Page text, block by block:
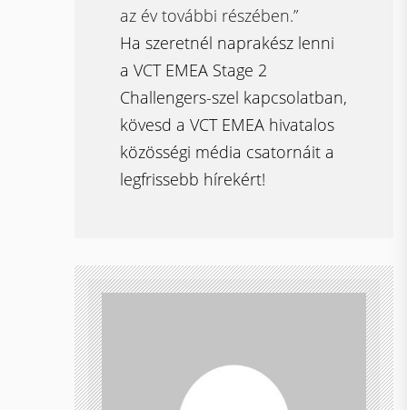
az év további részében.”
Ha szeretnél naprakész lenni
a VCT EMEA Stage 2
Challengers-szel kapcsolatban,
kövesd a VCT EMEA hivatalos
közösségi média csatornáit a
legfrissebb hírekért!